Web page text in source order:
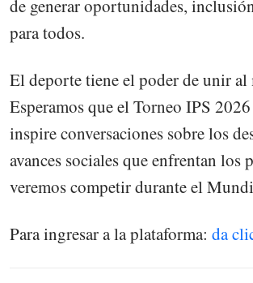
de generar oportunidades,
para todos.
El deporte tiene el poder de unir al
Esperamos que el Torneo IPS
inspire conversaciones sobre los
avances sociales que enfrentan los
veremos competir durante el
Para ingresar a la plataforma: da